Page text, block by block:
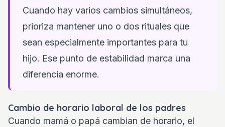
Cuando hay varios cambios simultáneos,
prioriza mantener uno o dos rituales que
sean especialmente importantes para tu
hijo. Ese punto de estabilidad marca una
diferencia enorme.
Cambio de horario laboral de los padres
Cuando mamá o papá cambian de horario, el